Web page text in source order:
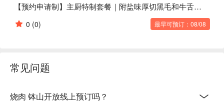
【预约申请制】主厨特制套餐｜附盐味厚切黑毛和牛舌、夏多布里昂
0 (0) 最早可预订：08/08
常见问题
烧肉 钵山开放线上预订吗？